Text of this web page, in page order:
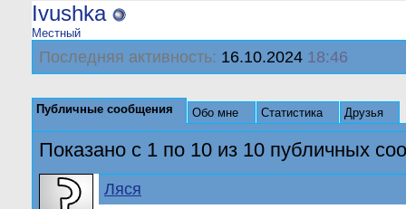
Ivushka
Местный
Последняя активность: 16.10.2024 18:46
Публичные сообщения Обо мне Статистика Друзья
Показано с 1 по 10 из 10 публичных
Ляся